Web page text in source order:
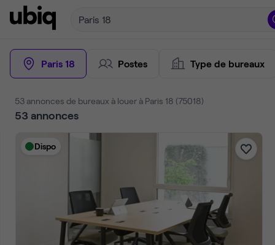
Paris 18
Paris 18
53 annonces de bureaux à louer à Paris 18 (75018)
53 annonces